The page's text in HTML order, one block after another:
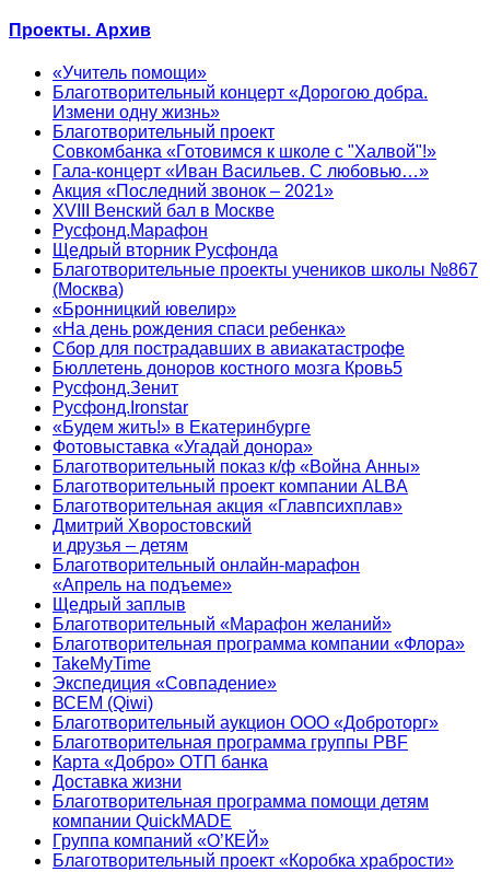
Проекты. Архив
«Учитель помощи»
Благотворительный концерт «Дорогою добра.
Измени одну жизнь»
Благотворительный проект
Совкомбанка «Готовимся к школе с "Халвой"!»
Гала-концерт «Иван Васильев. С любовью…»
Акция «Последний звонок – 2021»
XVIII Венский бал в Москве
Русфонд.Марафон
Щедрый вторник Русфонда
Благотворительные проекты учеников школы №867
(Москва)
«Бронницкий ювелир»
«На день рождения спаси ребенка»
Сбор для пострадавших в авиакатастрофе
Бюллетень доноров костного мозга Кровь5
Русфонд.Зенит
Русфонд.Ironstar
«Будем жить!» в Екатеринбурге
Фотовыставка «Угадай донора»
Благотворительный показ к/ф «Война Анны»
Благотворительный проект компании ALBA
Благотворительная акция «Главпсихплав»
Дмитрий Хворостовский
и друзья – детям
Благотворительный онлайн‑марафон
«Апрель на подъеме»
Щедрый заплыв
Благотворительный «Марафон желаний»
Благотворительная программа компании «Флора»
TakeMyTime
Экспедиция «Совпадение»
ВСЕМ (Qiwi)
Благотворительный аукцион ООО «Доброторг»
Благотворительная программа группы PBF
Карта «Добро» ОТП банка
Доставка жизни
Благотворительная программа помощи детям
компании QuickMADE
Группа компаний «О’КЕЙ»
Благотворительный проект «Коробка храбрости»